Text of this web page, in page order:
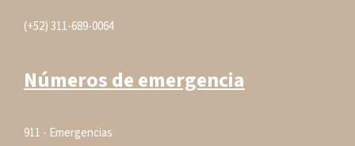
(+52) 311-689-0064
Números de emergencia
911 - Emergencias